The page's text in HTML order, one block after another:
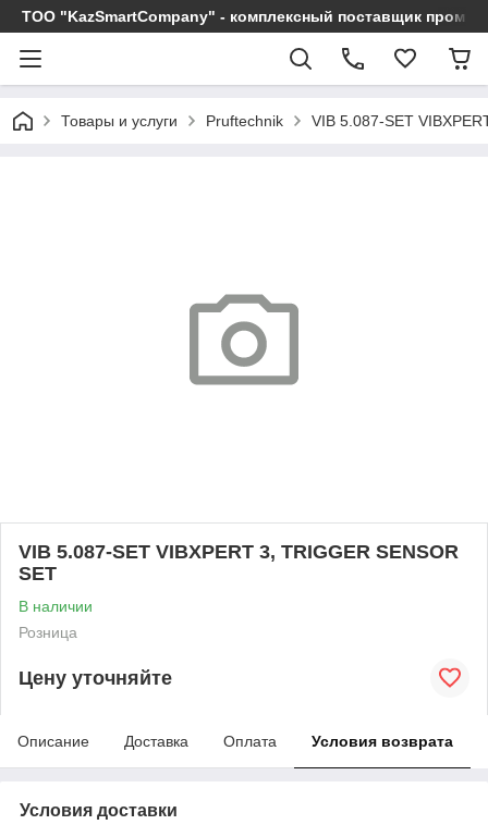
ТОО "KazSmartCompany" - комплексный поставщик
Товары и услуги Pruftechnik VIB 5.087-SET
VIB 5.087-SET VIBXPERT 3, TRIGGER SENSOR
SET
В наличии
Розница
Цену уточняйте
Описание Доставка Оплата Условия возврата
Условия доставки